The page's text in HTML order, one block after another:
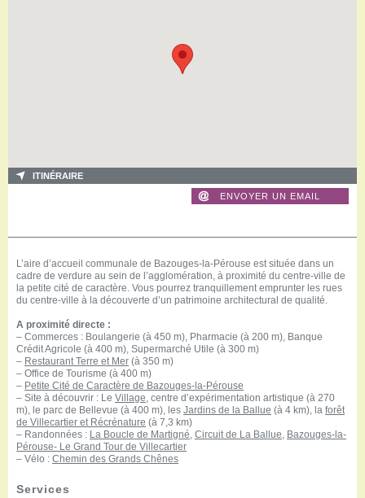
ITINÉRAIRE
ENVOYER UN EMAIL
L’aire d’accueil communale de Bazouges-la-Pérouse est située dans un
cadre de verdure au sein de l’agglomération, à proximité du centre-ville de
la petite cité de caractère. Vous pourrez tranquillement emprunter les rues
du centre-ville à la découverte d’un patrimoine architectural de qualité.
A proximité directe :
– Commerces : Boulangerie (à 450 m), Pharmacie (à 200 m), Banque
Crédit Agricole (à 400 m), Supermarché Utile (à 300 m)
– Restaurant Terre et Mer (à 350 m)
– Office de Tourisme (à 400 m)
– Petite Cité de Caractère de Bazouges-la-Pérouse
– Site à découvrir : Le Village, centre d’expérimentation artistique (à 270
m), le parc de Bellevue (à 400 m), les Jardins de la Ballue (à 4 km), la forêt
de Villecartier et Récrénature (à 7,3 km)
– Randonnées : La Boucle de Martigné, Circuit de La Ballue, Bazouges-la-
Pérouse- Le Grand Tour de Villecartier
– Vélo : Chemin des Grands Chênes
Services